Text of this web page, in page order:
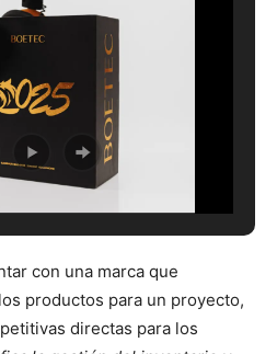
con una marca que
productos para un proyecto,
directas para los